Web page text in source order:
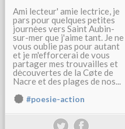
Ami lecteur' amie lectrice, je
pars pour quelques petites
journėes vers Saint Aubin-
sur-mer que j'aime tant. Je ne
vous oublie pas pour autant
et je m'efforcerai de vous
partager mes trouvailles et
dėcouvertes de la Cøte de
Nacre et des plages de nos...
#poesie-action